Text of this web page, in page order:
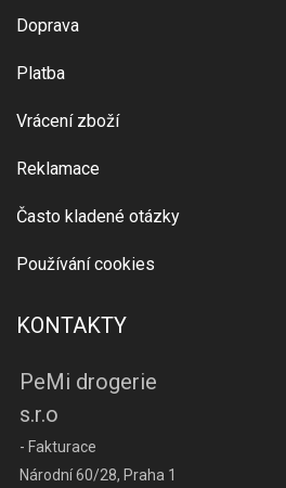
Doprava
Platba
Vrácení zboží
Reklamace
Často kladené otázky
Používání cookies
KONTAKTY
PeMi drogerie
s.r.o
- Fakturace
Národní 60/28, Praha 1